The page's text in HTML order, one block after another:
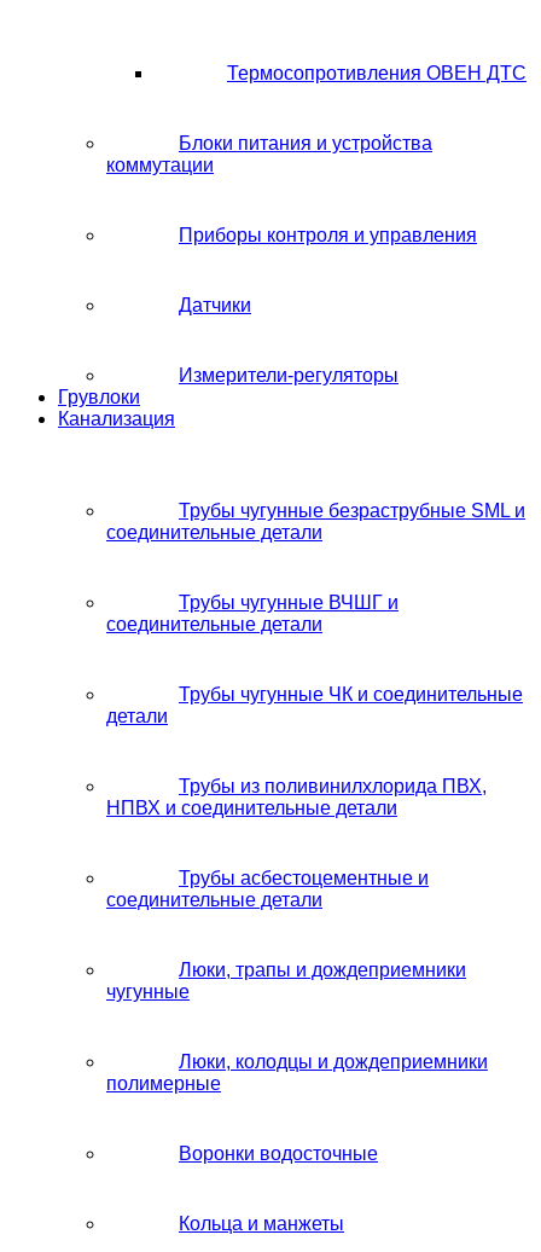
Термосопротивления ОВЕН ДТС
Блоки питания и устройства
коммутации
Приборы контроля и управления
Датчики
Измерители-регуляторы
Грувлоки
Канализация
Трубы чугунные безраструбные SML и
соединительные детали
Трубы чугунные ВЧШГ и
соединительные детали
Трубы чугунные ЧК и соединительные
детали
Трубы из поливинилхлорида ПВХ,
НПВХ и соединительные детали
Трубы асбестоцементные и
соединительные детали
Люки, трапы и дождеприемники
чугунные
Люки, колодцы и дождеприемники
полимерные
Воронки водосточные
Кольца и манжеты